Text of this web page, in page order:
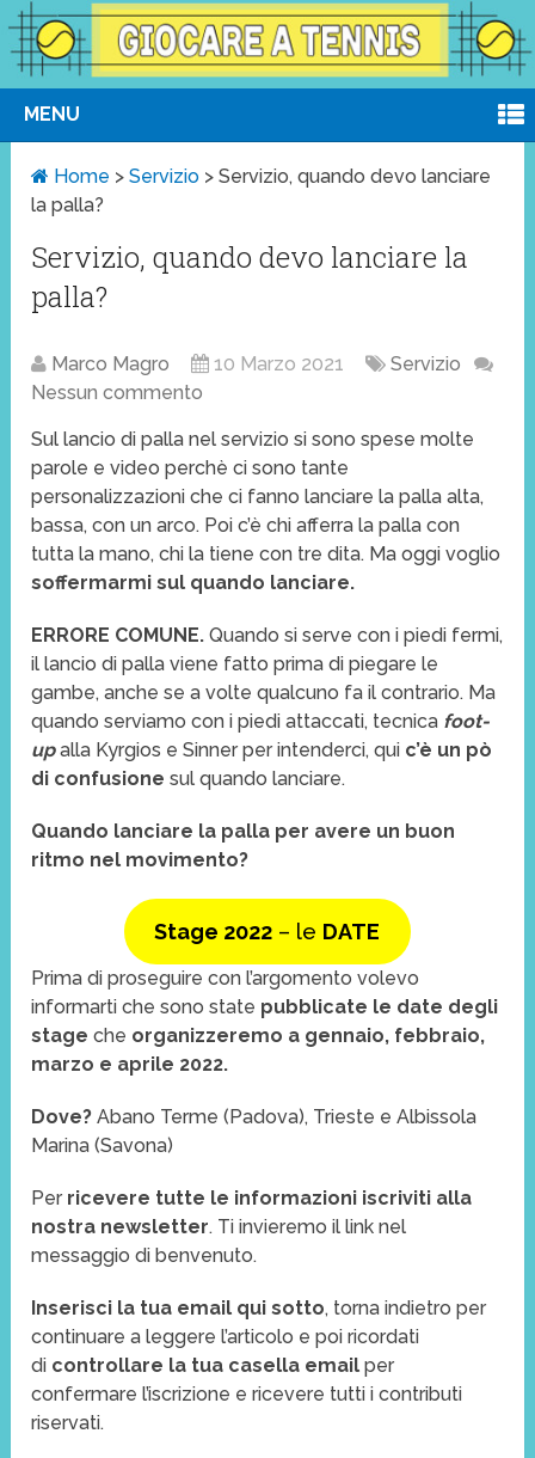
MENU
Home >Servizio >Servizio, quando devo lanciare
la palla?
Servizio, quando devo lanciare la
palla?
Marco Magro 10 Marzo 2021
Servizio
Nessun commento
Sul lancio di palla nel servizio si sono spese molte
parole e video perchè ci sono tante
personalizzazioni che ci fanno lanciare la palla alta,
bassa, con un arco. Poi c’è chi afferra la palla con
tutta la mano, chi la tiene con tre dita. Ma oggi voglio
soffermarmi sul quando lanciare.
ERRORE COMUNE. Quando si serve con i piedi fermi,
il lancio di palla viene fatto prima di piegare le
gambe, anche se a volte qualcuno fa il contrario. Ma
quando serviamo con i piedi attaccati, tecnica foot-
upalla Kyrgios e Sinner per intenderci, qui c’è un pò
di confusione sul quando lanciare.
Quando lanciare la palla per avere un buon
ritmo nel movimento?
Stage 2022 – le DATE
Prima di proseguire con l’argomento volevo
informarti che sono state pubblicate le date degli
stage che organizzeremo a gennaio, febbraio,
marzo e aprile 2022.
Dove?Abano Terme (Padova), Trieste e Albissola
Marina (Savona)
Per ricevere tutte le informazioni iscriviti alla
nostra newsletter. Ti invieremo il link nel
messaggio di benvenuto.
Inserisci la tua email qui sotto, torna indietro per
continuare a leggere l’articolo e poi ricordati
di controllare la tua casella emailper
confermare l’iscrizione e ricevere tutti i contributi
riservati.